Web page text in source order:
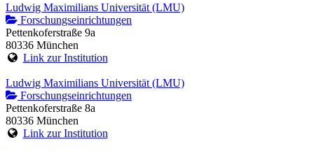
Ludwig Maximilians Universität (LMU)
Forschungseinrichtungen
Pettenkoferstraße 9a
80336 München
Link zur Institution
Ludwig Maximilians Universität (LMU)
Forschungseinrichtungen
Pettenkoferstraße 8a
80336 München
Link zur Institution